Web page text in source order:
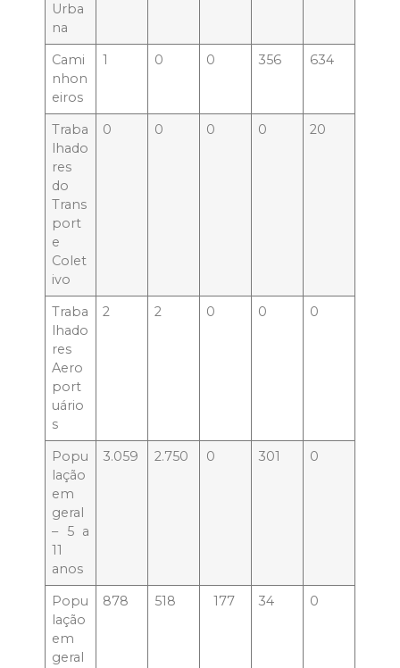
Urba
na
Cami
nhon
eiros
1 0 0 356 634
Traba
lhado
res
do
Trans
port
e
Colet
ivo
0 0 0 0 20
Traba
lhado
res
Aero
port
uário
s
2 2 0 0 0
Popu
lação
em
geral
– 5 a
11
anos
3.059 2.750 0 301 0
Popu
lação
em
geral
878 518 177 34 0